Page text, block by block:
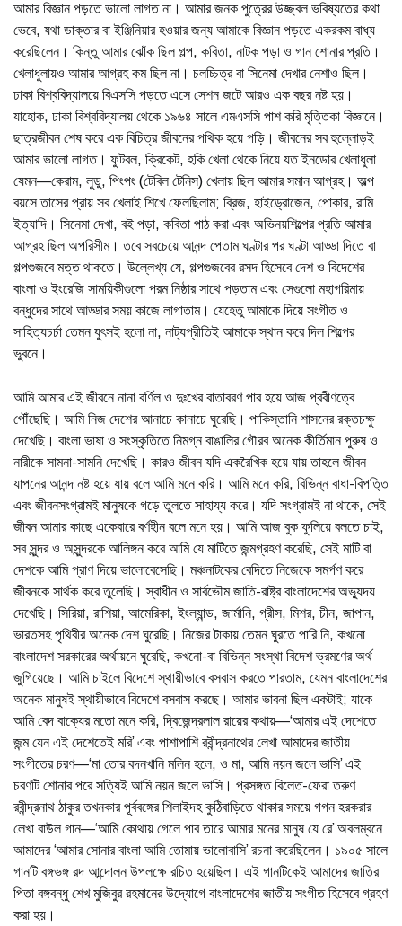
আমার বিজ্ঞান পড়তে ভালো লাগত না। আমার জনক পুত্রের উজ্জ্বল ভবিষ্যতের কথা
ভেবে, যথা ডাক্তার বা ইঞ্জিনিয়ার হওয়ার জন্য আমাকে বিজ্ঞান পড়তে একরকম বাধ্য
করেছিলেন। কিন্তু আমার ঝোঁক ছিল গল্প, কবিতা, নাটক পড়া ও গান শোনার প্রতি।
খেলাধুলায়ও আমার আগ্রহ কম ছিল না। চলচ্চিত্র বা সিনেমা দেখার নেশাও ছিল।
ঢাকা বিশ্ববিদ্যালয়ে বিএসসি পড়তে এসে সেশন জটে আরও এক বছর নষ্ট হয়।
যাহোক, ঢাকা বিশ্ববিদ্যালয় থেকে ১৯৬৪ সালে এমএসসি পাশ করি মৃত্তিকা বিজ্ঞানে।
ছাত্রজীবন শেষ করে এক বিচিত্র জীবনের পথিক হয়ে পড়ি। জীবনের সব হুল্লোড়ই
আমার ভালো লাগত। ফুটবল, ক্রিকেট, হকি খেলা থেকে নিয়ে যত ইনডোর খেলাধুলা
যেমন—কেরাম, লুডু, পিংপং (টেবিল টেনিস) খেলায় ছিল আমার সমান আগ্রহ। অল্প
বয়সে তাসের প্রায় সব খেলাই শিখে ফেলছিলাম; ব্রিজ, হাইড্রোজেন, পোকার, রামি
ইত্যাদি। সিনেমা দেখা, বই পড়া, কবিতা পাঠ করা এবং অভিনয়শিল্পের প্রতি আমার
আগ্রহ ছিল অপরিসীম। তবে সবচেয়ে আনন্দ পেতাম ঘণ্টার পর ঘণ্টা আড্ডা দিতে বা
গল্পগুজবে মত্ত থাকতে। উল্লেখ্য যে, গল্পগুজবের রসদ হিসেবে দেশ ও বিদেশের
বাংলা ও ইংরেজি সাময়িকীগুলো পরম নিষ্ঠার সাথে পড়তাম এবং সেগুলো মহাগরিমায়
বন্ধুদের সাথে আড্ডার সময় কাজে লাগাতাম। যেহেতু আমাকে দিয়ে সংগীত ও
সাহিত্যচর্চা তেমন যুৎসই হলো না, নাট্যপ্রীতিই আমাকে স্থান করে দিল শিল্পের
ভুবনে।
আমি আমার এই জীবনে নানা বর্ণিল ও দুঃখের বাতাবরণ পার হয়ে আজ প্রবীণত্বে
পৌঁছেছি। আমি নিজ দেশের আনাচে কানাচে ঘুরেছি। পাকিস্তানি শাসনের রক্তচক্ষু
দেখেছি। বাংলা ভাষা ও সংস্কৃতিতে নিমগ্ন বাঙালির গৌরব অনেক কীর্তিমান পুরুষ ও
নারীকে সামনা-সামনি দেখেছি। কারও জীবন যদি একরৈখিক হয়ে যায় তাহলে জীবন
যাপনের আনন্দ নষ্ট হয়ে যায় বলে আমি মনে করি। আমি মনে করি, বিভিন্ন বাধা-বিপত্তি
এবং জীবনসংগ্রামই মানুষকে গড়ে তুলতে সাহায্য করে। যদি সংগ্রামই না থাকে, সেই
জীবন আমার কাছে একেবারে বর্ণহীন বলে মনে হয়। আমি আজ বুক ফুলিয়ে বলতে চাই,
সব সুন্দর ও অসুন্দরকে আলিঙ্গন করে আমি যে মাটিতে জন্মগ্রহণ করেছি, সেই মাটি বা
দেশকে আমি প্রাণ দিয়ে ভালোবেসেছি। মঞ্চনাটকের বেদিতে নিজেকে সমর্পণ করে
জীবনকে সার্থক করে তুলেছি। স্বাধীন ও সার্বভৌম জাতি-রাষ্ট্র বাংলাদেশের অভ্যুদয়
দেখেছি। সিরিয়া, রাশিয়া, আমেরিকা, ইংল্যান্ড, জার্মানি, গ্রীস, মিশর, চীন, জাপান,
ভারতসহ পৃথিবীর অনেক দেশ ঘুরেছি। নিজের টাকায় তেমন ঘুরতে পারি নি, কখনো
বাংলাদেশ সরকারের অর্থায়নে ঘুরেছি, কখনো-বা বিভিন্ন সংস্থা বিদেশ ভ্রমণের অর্থ
জুগিয়েছে। আমি চাইলে বিদেশে স্থায়ীভাবে বসবাস করতে পারতাম, যেমন বাংলাদেশের
অনেক মানুষই স্থায়ীভাবে বিদেশে বসবাস করছে। আমার ভাবনা ছিল একটাই; যাকে
আমি বেদ বাক্যের মতো মনে করি, দ্বিজেন্দ্রলাল রায়ের কথায়—‘আমার এই দেশেতে
জন্ম যেন এই দেশেতেই মরি’ এবং পাশাপাশি রবীন্দ্রনাথের লেখা আমাদের জাতীয়
সংগীতের চরণ—‘মা তোর বদনখানি মলিন হলে, ও মা, আমি নয়ন জলে ভাসি’ এই
চরণটি শোনার পরে সত্যিই আমি নয়ন জলে ভাসি। প্রসঙ্গত বিলেত-ফেরা তরুণ
রবীন্দ্রনাথ ঠাকুর তখনকার পূর্ববঙ্গের শিলাইদহ কুঠিবাড়িতে থাকার সময়ে গগন হরকরার
লেখা বাউল গান—‘আমি কোথায় গেলে পাব তারে আমার মনের মানুষ যে রে’ অবলম্বনে
আমাদের ‘আমার সোনার বাংলা আমি তোমায় ভালোবাসি’ রচনা করেছিলেন। ১৯০৫ সালে
গানটি বঙ্গভঙ্গ রদ আন্দোলন উপলক্ষে রচিত হয়েছিল। এই গানটিকেই আমাদের জাতির
পিতা বঙ্গবন্ধু শেখ মুজিবুর রহমানের উদ্যোগে বাংলাদেশের জাতীয় সংগীত হিসেবে গ্রহণ
করা হয়।